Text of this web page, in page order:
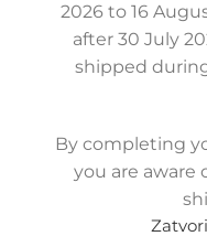
2026 to 16
after 30 July
shipped
By completing
you are aware
Usporedi
Dodaj
16 Osoba gleda
ovaj proizvod!